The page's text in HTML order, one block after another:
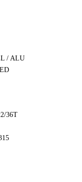
/ ALU
36T